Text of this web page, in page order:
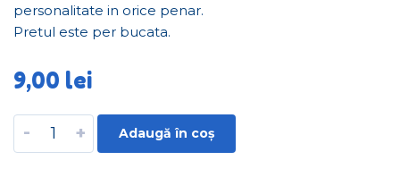
personalitate in orice penar.
Pretul este per bucata.
9,00 lei
- + Adaugă în coș